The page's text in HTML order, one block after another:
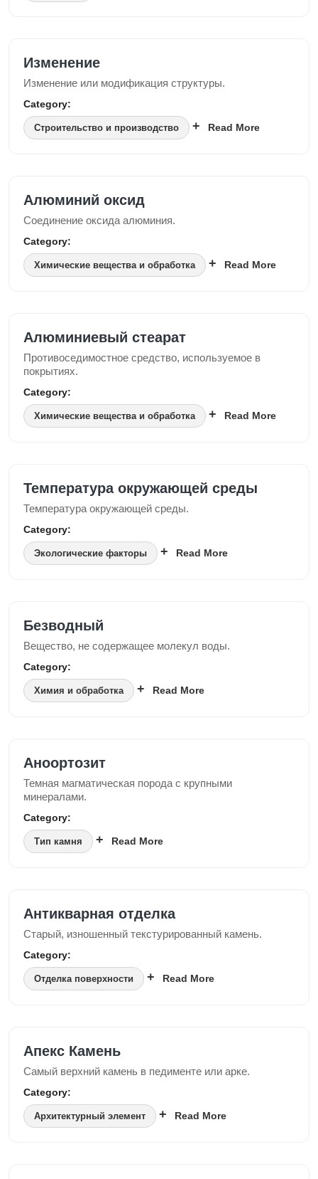
Изменение
Изменение или модификация структуры.
Category:
Строительство и производство Read More
Алюминий оксид
Соединение оксида алюминия.
Category:
Химические вещества и обработка Read More
Алюминиевый стеарат
Противоседимостное средство, используемое в
покрытиях.
Category:
Химические вещества и обработка Read More
Температура окружающей среды
Температура окружающей среды.
Category:
Экологические факторы Read More
Безводный
Вещество, не содержащее молекул воды.
Category:
Химия и обработка Read More
Аноортозит
Темная магматическая порода с крупными
минералами.
Category:
Тип камня Read More
Антикварная отделка
Старый, изношенный текстурированный камень.
Category:
Отделка поверхности Read More
Апекс Камень
Самый верхний камень в педименте или арке.
Category:
Архитектурный элемент Read More